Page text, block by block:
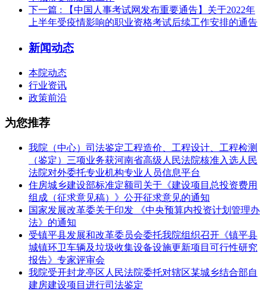
下一篇 : 【中国人事考试网发布重要通告】关于2022年
上半年受疫情影响的职业资格考试后续工作安排的通告
新闻动态
本院动态
行业资讯
政策前沿
为您推荐
我院（中心）司法鉴定工程造价、工程设计、工程检测
（鉴定）三项业务获河南省高级人民法院核准入选人民
法院对外委托专业机构专业人员信息平台
住房城乡建设部标准定额司关于《建设项目总投资费用
组成（征求意见稿）》公开征求意见的通知
国家发展改革委关于印发 《中央预算内投资计划管理办
法》的通知
受镇平县发展和改革委员会委托我院组织召开《镇平县
城镇环卫车辆及垃圾收集设备设施更新项目可行性研究
报告》专家评审会
我院受开封龙亭区人民法院委托对辖区某城乡结合部自
建房建设项目进行司法鉴定